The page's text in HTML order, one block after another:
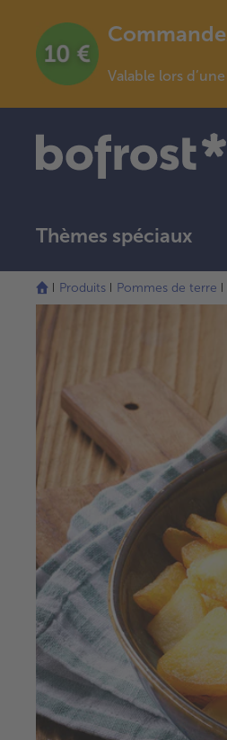
Valable lors
Thèmes spéciaux
Produits Pommes de terre